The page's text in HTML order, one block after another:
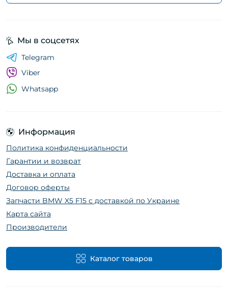
Информация
Политика конфиденциальности
Гарантии и возврат
Доставка и оплата
Договор оферты
Запчасти BMW X5 F15 с доставкой по Украине
Карта сайта
Производители
Каталог товаров
Мы в соцсетях
Telegram
Viber
Whatsapp